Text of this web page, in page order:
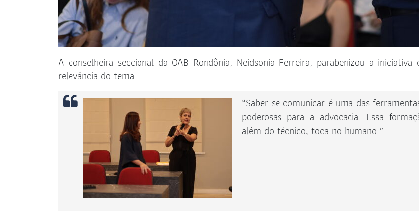
A conselheira seccional da OAB Rondônia, Neidsonia Ferreira, parabenizou a
relevância do tema.
“Saber se comunicar é uma das
poderosas para a advocacia. Essa
além do técnico, toca no humano.”